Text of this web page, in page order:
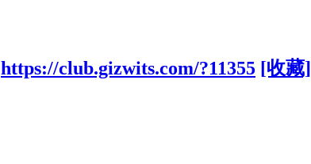
https://club.gizwits.com/?11355 [收藏]